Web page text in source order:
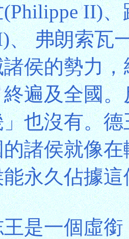
II)
、 弗朗索瓦
侯的勢力
遍及全國
也沒有。
諸侯就像
永久佔據
是一個虛